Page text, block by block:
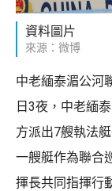
資料圖片
來源：微博
中老緬泰湄公河
日3夜，中老緬
方派出7艘執法
一艘艇作為聯合
揮長共同指揮行